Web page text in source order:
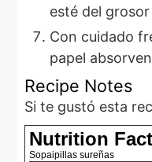
esté del
Con cuidado freimos las sopaipillas de a una o dos, dándolas vuelta con cuidado apenas estén doradas. Estilamos sobre
papel
Recipe Notes
Si te gustó esta
Nutrition
Sopaipillas sureñas